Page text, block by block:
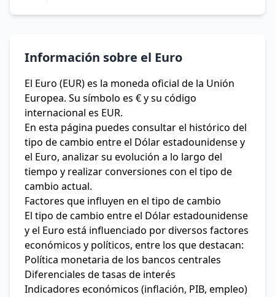
Información sobre el Euro
El Euro (EUR) es la moneda oficial de la Unión
Europea. Su símbolo es € y su código
internacional es EUR.
En esta página puedes consultar el histórico del
tipo de cambio entre el Dólar estadounidense y
el Euro, analizar su evolución a lo largo del
tiempo y realizar conversiones con el tipo de
cambio actual.
Factores que influyen en el tipo de cambio
El tipo de cambio entre el Dólar estadounidense
y el Euro está influenciado por diversos factores
económicos y políticos, entre los que destacan:
Política monetaria de los bancos centrales
Diferenciales de tasas de interés
Indicadores económicos (inflación, PIB, empleo)